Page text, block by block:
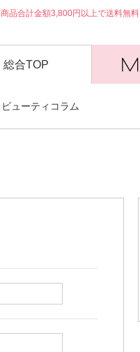
商品合計金額3,800円以上で送料無料
総合TOP
ビューティコラム